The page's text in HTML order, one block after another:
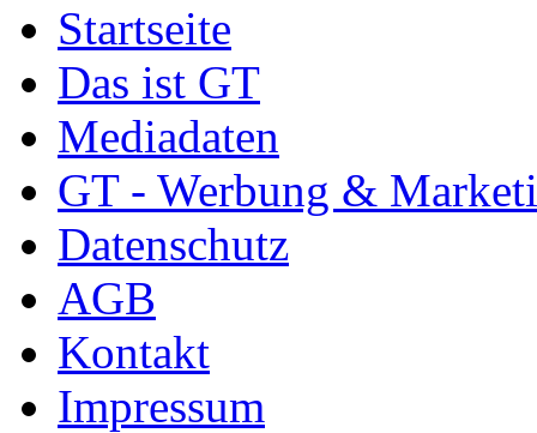
Startseite
Das ist GT
Mediadaten
GT - Werbung &
Datenschutz
AGB
Kontakt
Impressum